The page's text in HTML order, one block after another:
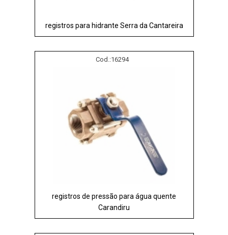
registros para hidrante Serra da Cantareira
Cod.:16294
registros de pressão para água quente
Carandiru